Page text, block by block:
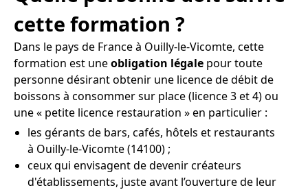
cette formation ?
Dans le pays de France à Ouilly-le-Vicomte, cette
formation est uneobligation légale pour toute
personne désirant obtenir une licence de débit de
boissons à consommer sur place (licence 3 et 4) ou
une « petite licence restauration » en particulier :
les gérants de bars, cafés, hôtels et restaurants
à Ouilly-le-Vicomte (14100) ;
ceux qui envisagent de devenir créateurs
d'établissements, juste avant l’ouverture de leur